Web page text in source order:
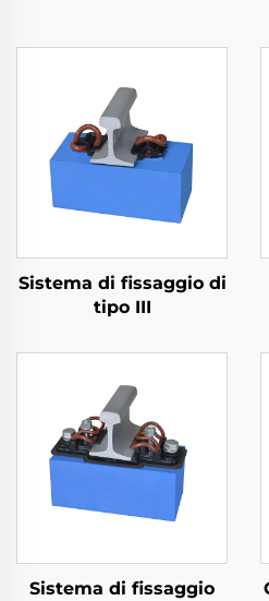
Sistema di fissaggio di
tipo III
Sistema di fissaggio